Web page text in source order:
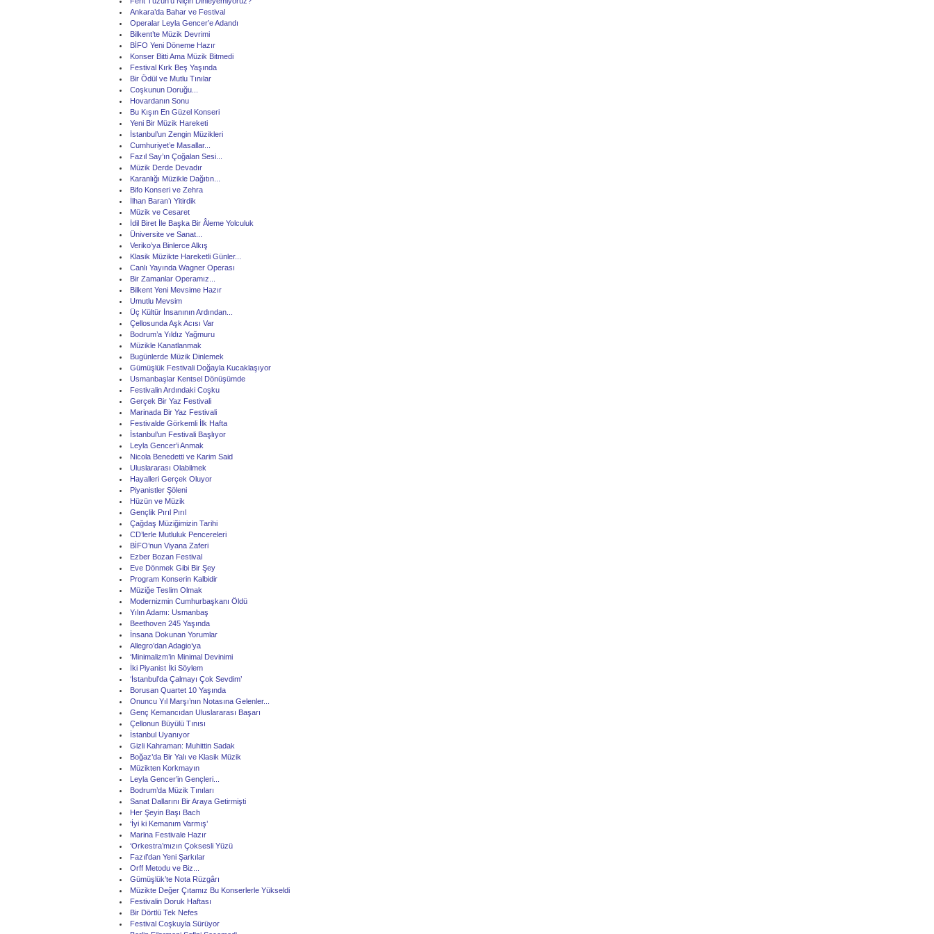
Ankara’da Bahar ve Festival
Operalar Leyla Gencer’e Adandı
Bilkent’te Müzik Devrimi
BİFO Yeni Döneme Hazır
Konser Bitti Ama Müzik Bitmedi
Festival Kırk Beş Yaşında
Bir Ödül ve Mutlu Tınılar
Coşkunun Doruğu...
Hovardanın Sonu
Bu Kışın En Güzel Konseri
Yeni Bir Müzik Hareketi
İstanbul’un Zengin Müzikleri
Cumhuriyet’e Masallar...
Fazıl Say’ın Çoğalan Sesi...
Müzik Derde Devadır
Karanlığı Müzikle Dağıtın...
Bifo Konseri ve Zehra
İlhan Baran’ı Yitirdik
Müzik ve Cesaret
İdil Biret İle Başka Bir Âleme Yolculuk
Üniversite ve Sanat...
Veriko’ya Binlerce Alkış
Klasik Müzikte Hareketli Günler...
Canlı Yayında Wagner Operası
Bir Zamanlar Operamız...
Bilkent Yeni Mevsime Hazır
Umutlu Mevsim
Üç Kültür İnsanının Ardından...
Çellosunda Aşk Acısı Var
Bodrum’a Yıldız Yağmuru
Müzikle Kanatlanmak
Bugünlerde Müzik Dinlemek
Gümüşlük Festivali Doğayla Kucaklaşıyor
Usmanbaşlar Kentsel Dönüşümde
Festivalin Ardındaki Coşku
Gerçek Bir Yaz Festivali
Marinada Bir Yaz Festivali
Festivalde Görkemli İlk Hafta
İstanbul’un Festivali Başlıyor
Leyla Gencer’i Anmak
Nicola Benedetti ve Karim Said
Uluslararası Olabilmek
Hayalleri Gerçek Oluyor
Piyanistler Şöleni
Hüzün ve Müzik
Gençlik Pırıl Pırıl
Çağdaş Müziğimizin Tarihi
CD’lerle Mutluluk Pencereleri
BİFO’nun Viyana Zaferi
Ezber Bozan Festival
Eve Dönmek Gibi Bir Şey
Program Konserin Kalbidir
Müziğe Teslim Olmak
Modernizmin Cumhurbaşkanı Öldü
Yılın Adamı: Usmanbaş
Beethoven 245 Yaşında
İnsana Dokunan Yorumlar
Allegro’dan Adagio’ya
‘Minimalizm’in Minimal Devinimi
İki Piyanist İki Söylem
‘İstanbul’da Çalmayı Çok Sevdim’
Borusan Quartet 10 Yaşında
Onuncu Yıl Marşı’nın Notasına Gelenler...
Genç Kemancıdan Uluslararası Başarı
Çellonun Büyülü Tınısı
İstanbul Uyanıyor
Gizli Kahraman: Muhittin Sadak
Boğaz’da Bir Yalı ve Klasik Müzik
Müzikten Korkmayın
Leyla Gencer’in Gençleri...
Bodrum’da Müzik Tınıları
Sanat Dallarını Bir Araya Getirmişti
Her Şeyin Başı Bach
‘İyi ki Kemanım Varmış’
Marina Festivale Hazır
‘Orkestra’mızın Çoksesli Yüzü
Fazıl’dan Yeni Şarkılar
Orff Metodu ve Biz...
Gümüşlük’te Nota Rüzgârı
Müzikte Değer Çıtamız Bu Konserlerle Yükseldi
Festivalin Doruk Haftası
Bir Dörtlü Tek Nefes
Festival Coşkuyla Sürüyor